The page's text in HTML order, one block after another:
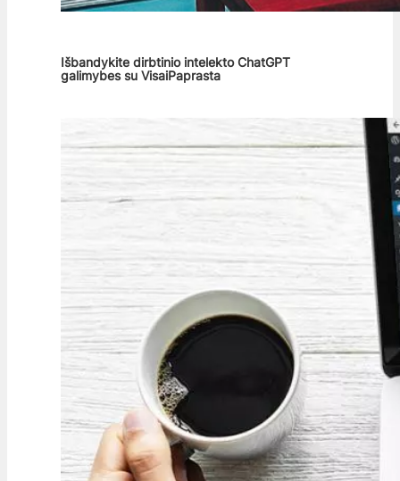
Išbandykite dirbtinio intelekto ChatGPT
galimybes su VisaiPaprasta